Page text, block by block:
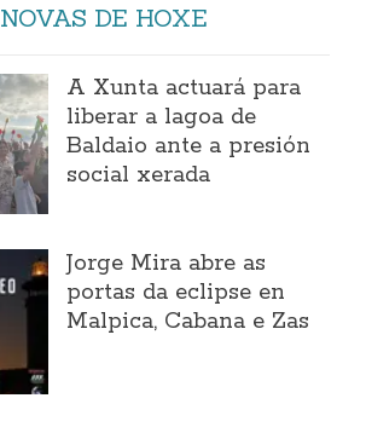
NOVAS DE HOXE
A Xunta actuará para
liberar a lagoa de
Baldaio ante a presión
social xerada
Jorge Mira abre as
portas da eclipse en
Malpica, Cabana e Zas